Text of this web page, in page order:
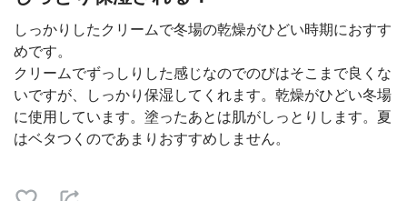
しっかりしたクリームで冬場の乾燥がひどい時期におすす
めです。
クリームでずっしりした感じなのでのびはそこまで良くな
いですが、しっかり保湿してくれます。乾燥がひどい冬場
に使用しています。塗ったあとは肌がしっとりします。夏
はベタつくのであまりおすすめしません。